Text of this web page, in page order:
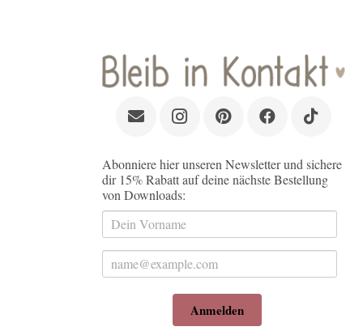
Abonniere hier unseren Newsletter und sichere
dir 15% Rabatt auf deine nächste Bestellung
von Downloads:
Anmelden